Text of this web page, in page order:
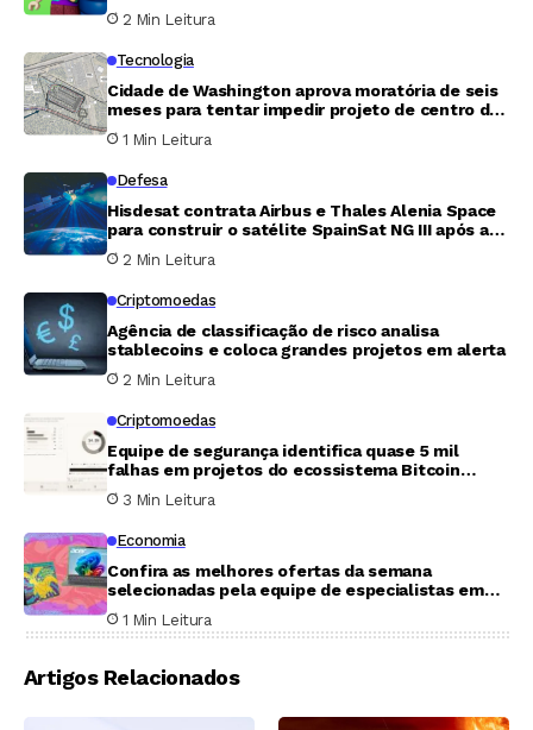
2 Min Leitura
Tecnologia
Cidade de Washington aprova moratória de seis
meses para tentar impedir projeto de centro de
dados de 20 megawatts
1 Min Leitura
Defesa
Hisdesat contrata Airbus e Thales Alenia Space
para construir o satélite SpainSat NG III após a
perda do NG II
2 Min Leitura
Criptomoedas
Agência de classificação de risco analisa
stablecoins e coloca grandes projetos em alerta
2 Min Leitura
Criptomoedas
Equipe de segurança identifica quase 5 mil
falhas em projetos do ecossistema Bitcoin
usando inteligência artificial
3 Min Leitura
Economia
Confira as melhores ofertas da semana
selecionadas pela equipe de especialistas em
compras do Mashable
1 Min Leitura
Artigos Relacionados